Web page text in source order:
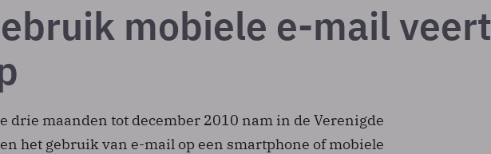
mobiele e-mail veert
drie maanden tot december 2010 nam in de Verenigde
het gebruik van e-mail op een smartphone of mobiele